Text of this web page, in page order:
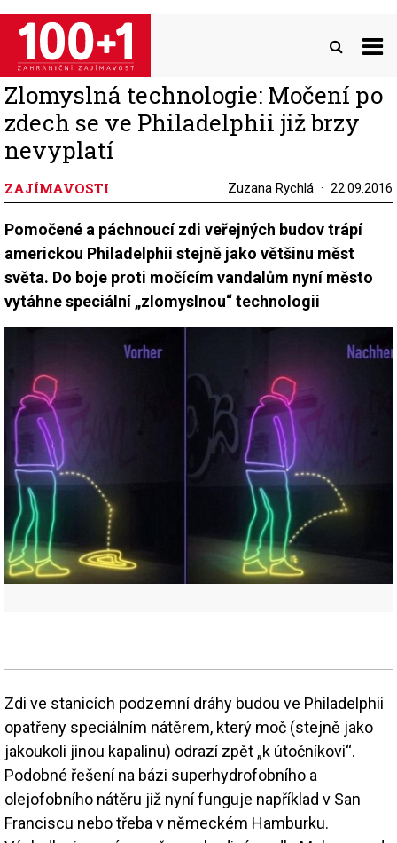
Přejít
hlavnímu
obsahu
Zlomyslná technologie: Močení po
zdech se ve Philadelphii již brzy
nevyplatí
ZAJÍMAVOSTI Zuzana Rychlá 22.09.2016
Pomočené a páchnoucí zdi veřejných budov trápí
americkou Philadelphii stejně jako většinu měst
světa. Do boje proti močícím vandalům nyní město
vytáhne speciální „zlomyslnou“ technologii
Zdi ve stanicích podzemní dráhy budou ve Philadelphii
opatřeny speciálním nátěrem, který moč (stejně jako
jakoukoli jinou kapalinu) odrazí zpět „k útočníkovi“.
Podobné řešení na bázi superhydrofobního a
olejofobního nátěru již nyní funguje například v San
Franciscu nebo třeba v německém Hamburku.